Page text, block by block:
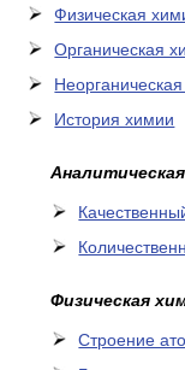
Физическая
Органическая
История химии
Физическая
Cтроение